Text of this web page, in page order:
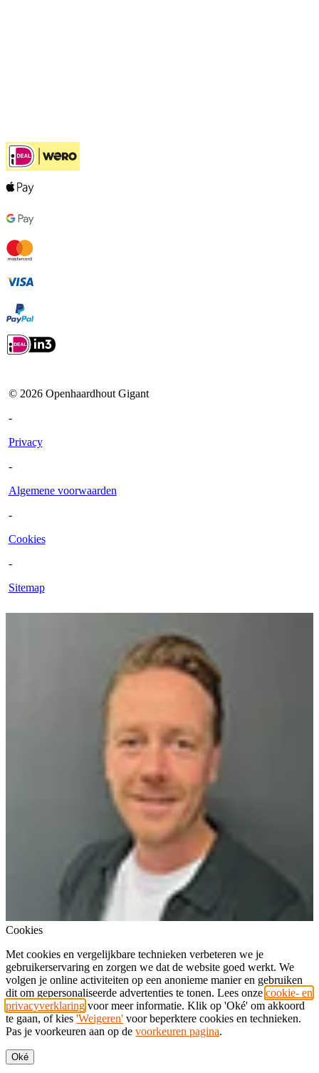
© 2026Openhaardhout Gigant
-
Privacy
-
Algemene voorwaarden
-
Cookies
-
Sitemap
Cookies
Met cookies en vergelijkbare technieken verbeteren we je
gebruikerservaring en zorgen we dat de website goed werkt. We
volgen je online activiteiten op een anonieme manier en gebruiken
dit om gepersonaliseerde advertenties te tonen. Lees onze cookie- en
privacyverklaring voor meer informatie. Klik op 'Oké' om akkoord
te gaan, of kies 'Weigeren' voor beperktere cookies en technieken.
Pas je voorkeuren aan op de voorkeuren pagina.
Oké